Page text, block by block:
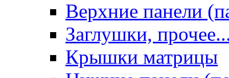
Верхние панели
Заглушки,
Крышки матрицы